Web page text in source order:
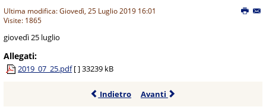
Ultima modifica: Giovedì, 25 Luglio 2019 16:01
Visite: 1865
giovedì 25 luglio
Allegati:
2019_07_25.pdf [ ]33239 kB
Indietro Avanti